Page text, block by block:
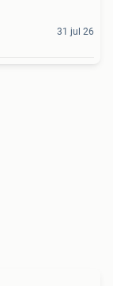
31 jul 26